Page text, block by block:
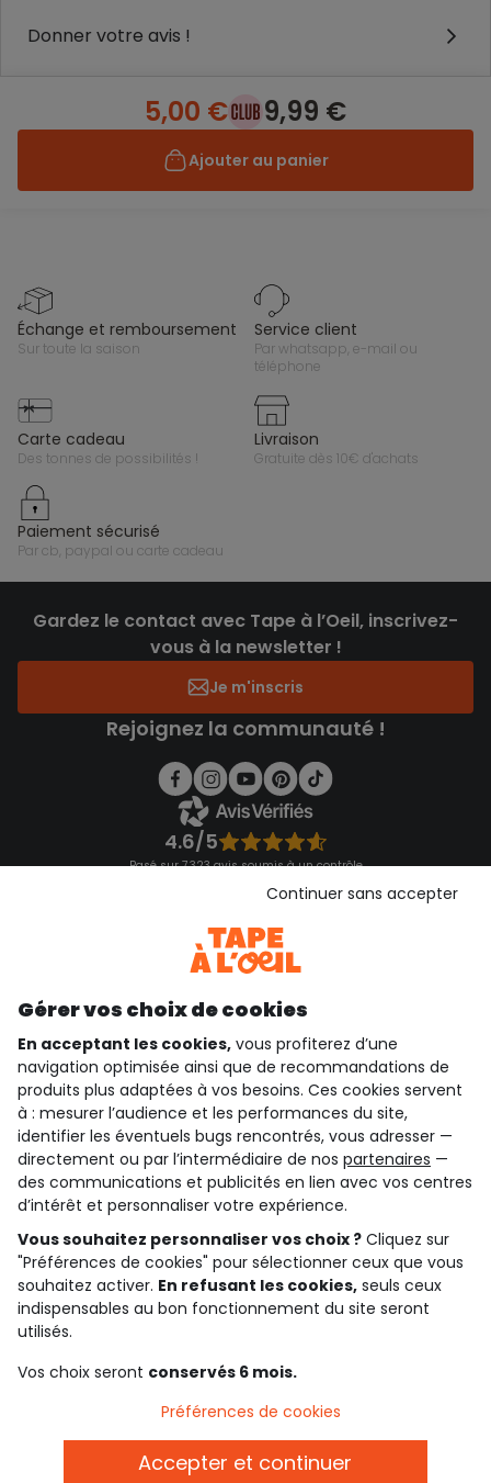
Donner votre avis !
5,00 € 9,99 €
Ajouter au panier
échange et remboursement
sur toute la saison
service client
par whatsapp, e-mail ou
téléphone
carte cadeau
des tonnes de possibilités !
livraison
gratuite dès 10€ d'achats
paiement sécurisé
par cb, paypal ou carte cadeau
Gardez le contact avec Tape à l’Oeil, inscrivez-
vous à la newsletter !
Je m'inscris
Rejoignez la communauté !
4.6/5
Basé sur 7 323 avis soumis à un contrôle
Consulter les CGU
qui sommes-nous ?
besoin d'aide ?
le club fidélité
notre catalogue
Conditions générales de ventes et d'utilisation
Conditions d’utilisation des réseaux sociaux
Politique de confidentialité
Cookies et données personnelles
Paramètres des cookies
Gérer vos choix de cookies
En acceptant les cookies, vous profiterez d’une
navigation optimisée ainsi que de recommandations de
produits plus adaptées à vos besoins. Ces cookies servent
à : mesurer l’audience et les performances du site,
identifier les éventuels bugs rencontrés, vous adresser —
directement ou par l’intermédiaire de nos partenaires —
des communications et publicités en lien avec vos centres
d’intérêt et personnaliser votre expérience.
Vous souhaitez personnaliser vos choix ? Cliquez sur
"Préférences de cookies" pour sélectionner ceux que vous
souhaitez activer. En refusant les cookies, seuls ceux
indispensables au bon fonctionnement du site seront
utilisés.
Vos choix seront conservés 6 mois.
Continuer sans accepter
Préférences de cookies
Accepter et continuer